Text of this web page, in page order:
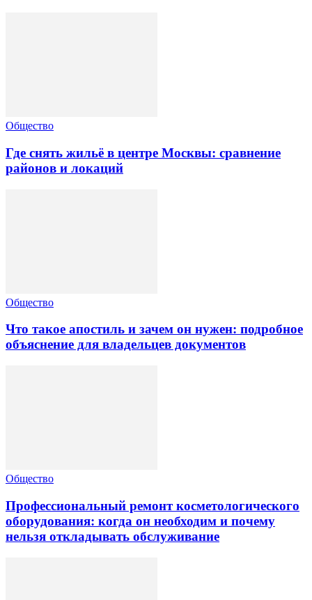
Общество
Где снять жильё в центре Москвы: сравнение
районов и локаций
Общество
Что такое апостиль и зачем он нужен: подробное
объяснение для владельцев документов
Общество
Профессиональный ремонт косметологического
оборудования: когда он необходим и почему
нельзя откладывать обслуживание